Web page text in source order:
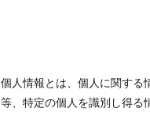
個人情報とは、個人に関する
等、特定の個人を識別し得る